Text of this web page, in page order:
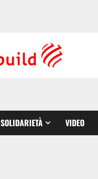
SOLIDARIETÀ VIDEO